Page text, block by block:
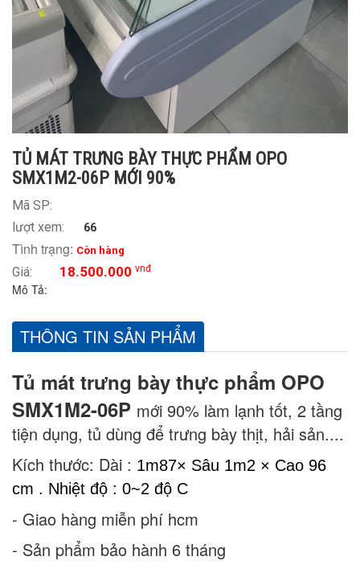
TỦ MÁT TRƯNG BÀY THỰC PHẨM OPO
SMX1M2-06P MỚI 90%
Mã SP:
lượt xem:
66
Tình trạng: Còn hàng
Giá: 18.500.000 vnđ
Mô Tả:
THÔNG TIN SẢN PHẨM
Tủ mát trưng bày thực phẩm OPO
SMX1M2-06P mới 90% làm lạnh tốt, 2 tầng
tiện dụng, tủ dùng để trưng bày thịt, hải sản....
Kích thước: Dài : 1m87× Sâu 1m2 × Cao 96
cm . Nhiệt độ : 0~2 độ C
- Giao hàng miễn phí hcm
- Sản phẩm bảo hành 6 tháng